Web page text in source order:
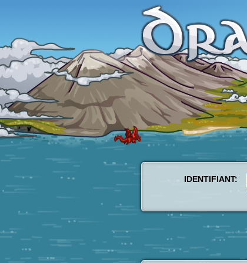
IDENTIFIANT: